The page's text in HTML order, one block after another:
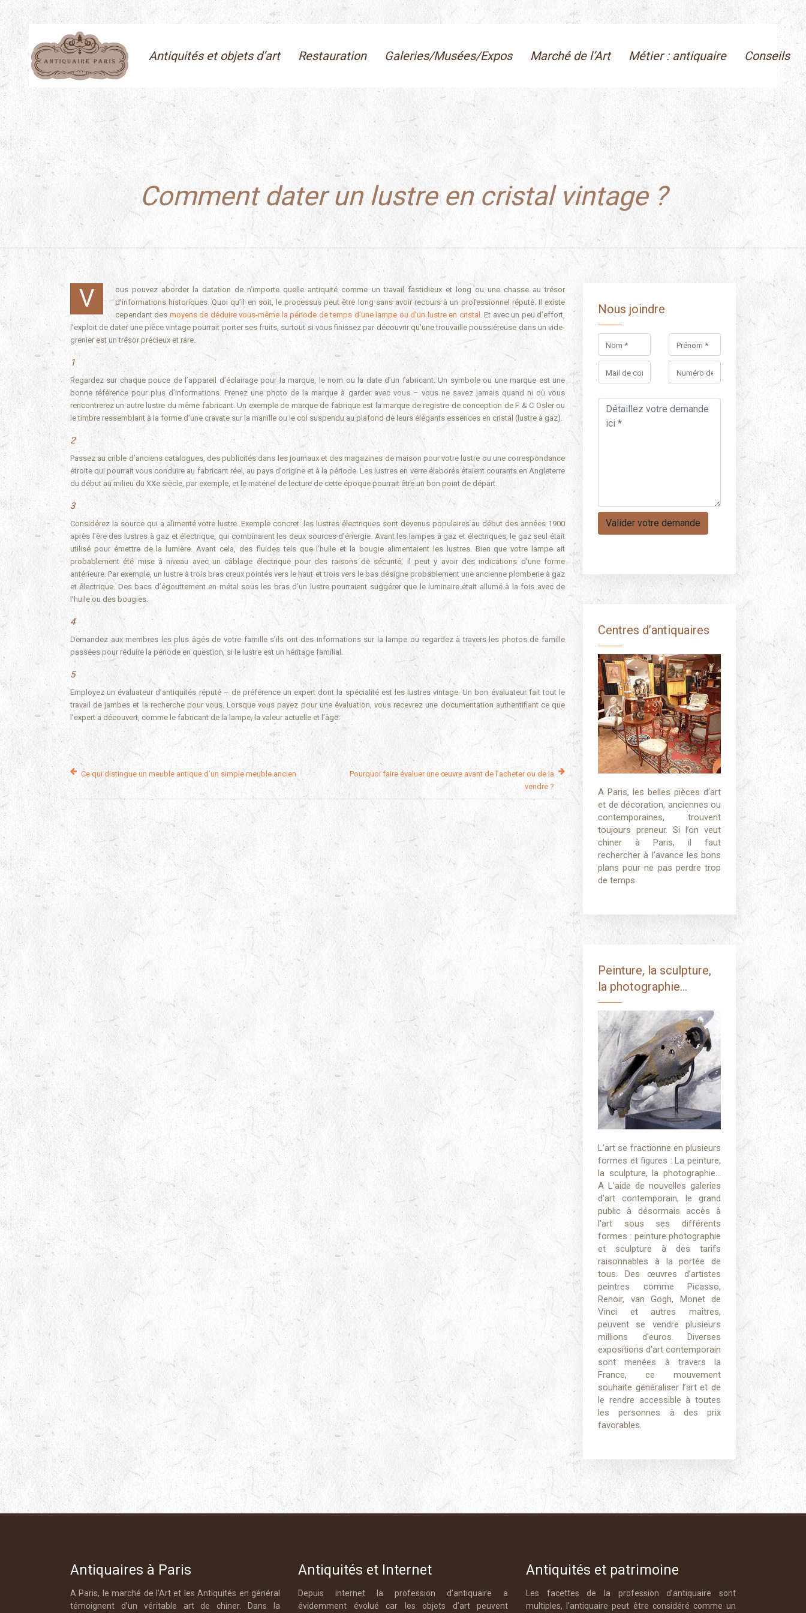
Antiquités et objets d’art Restauration Galeries/Musées/Expos Marché de l’Art Métier : antiquaire Conseils
Comment dater un lustre en cristal vintage ?
Vous pouvez aborder la datation de n’importe quelle antiquité comme un travail fastidieux et long ou une chasse au trésor
d’informations historiques. Quoi qu’il en soit, le processus peut être long sans avoir recours à un professionnel réputé. Il existe
cependant des moyens de déduire vous-même la période de temps d’une lampe ou d’un lustre en cristal . Et avec un peu d’effort,
l’exploit de dater une pièce vintage pourrait porter ses fruits, surtout si vous finissez par découvrir qu’une trouvaille poussiéreuse dans un vide-
grenier est un trésor précieux et rare.
1
Regardez sur chaque pouce de l’appareil d’éclairage pour la marque, le nom ou la date d’un fabricant. Un symbole ou une marque est une
bonne référence pour plus d’informations. Prenez une photo de la marque à garder avec vous – vous ne savez jamais quand ni où vous
rencontrerez un autre lustre du même fabricant. Un exemple de marque de fabrique est la marque de registre de conception de F & C Osler ou
le timbre ressemblant à la forme d’une cravate sur la manille ou le col suspendu au plafond de leurs élégants essences en cristal (lustre à gaz).
2
Passez au crible d’anciens catalogues, des publicités dans les journaux et des magazines de maison pour votre lustre ou une correspondance
étroite qui pourrait vous conduire au fabricant réel, au pays d’origine et à la période. Les lustres en verre élaborés étaient courants en Angleterre
du début au milieu du XXe siècle, par exemple, et le matériel de lecture de cette époque pourrait être un bon point de départ.
3
Considérez la source qui a alimenté votre lustre. Exemple concret: les lustres électriques sont devenus populaires au début des années 1900
après l’ère des lustres à gaz et électrique, qui combinaient les deux sources d’énergie. Avant les lampes à gaz et électriques, le gaz seul était
utilisé pour émettre de la lumière. Avant cela, des fluides tels que l’huile et la bougie alimentaient les lustres. Bien que votre lampe ait
probablement été mise à niveau avec un câblage électrique pour des raisons de sécurité, il peut y avoir des indications d’une forme
antérieure. Par exemple, un lustre à trois bras creux pointés vers le haut et trois vers le bas désigne probablement une ancienne plomberie à gaz
et électrique. Des bacs d’égouttement en métal sous les bras d’un lustre pourraient suggérer que le luminaire était allumé à la fois avec de
l’huile ou des bougies.
4
Demandez aux membres les plus âgés de votre famille s’ils ont des informations sur la lampe ou regardez à travers les photos de famille
passées pour réduire la période en question, si le lustre est un héritage familial.
5
Employez un évaluateur d’antiquités réputé – de préférence un expert dont la spécialité est les lustres vintage. Un bon évaluateur fait tout le
travail de jambes et la recherche pour vous. Lorsque vous payez pour une évaluation, vous recevrez une documentation authentifiant ce que
l’expert a découvert, comme le fabricant de la lampe, la valeur actuelle et l’âge.
Ce qui distingue un meuble antique d’un simple meuble ancien
Pourquoi faire évaluer une œuvre avant de l’acheter ou de la
vendre ?
Nous joindre
Centres d’antiquaires
A Paris, les belles pièces d’art
et de décoration, anciennes ou
contemporaines, trouvent
toujours preneur. Si l’on veut
chiner à Paris, il faut
rechercher à l’avance les bons
plans pour ne pas perdre trop
de temps.
Peinture, la sculpture,
la photographie…
L’art se fractionne en plusieurs
formes et figures : La peinture,
la sculpture, la photographie…
A L'aide de nouvelles galeries
d’art contemporain, le grand
public à désormais accès à
l’art sous ses différents
formes : peinture photographie
et sculpture à des tarifs
raisonnables à la portée de
tous. Des œuvres d’artistes
peintres comme Picasso,
Renoir, van Gogh, Monet de
Vinci et autres maitres,
peuvent se vendre plusieurs
millions d'euros. Diverses
expositions d’art contemporain
sont menées à travers la
France, ce mouvement
souhaite généraliser l’art et de
le rendre accessible à toutes
les personnes à des prix
favorables.
Antiquaires à Paris
A Paris, le marché de l’Art et les Antiquités en général
témoignent d’un véritable art de chiner. Dans la
Antiquités et Internet
Depuis internet la profession d’antiquaire a
évidemment évolué car les objets d’art peuvent
Antiquités et patrimoine
Les facettes de la profession d’antiquaire sont
multiples, l’antiquaire peut être considéré comme un